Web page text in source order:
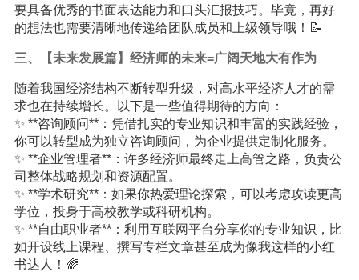
要具备优秀的书面表达能力和口头汇报技巧。毕竟，再好
的想法也需要清晰地传递给团队成员和上级领导哦！📝
三、【未来发展篇】经济师的未来=广阔天地大有作为
随着我国经济结构不断转型升级，对高水平经济人才的需
求也在持续增长。以下是一些值得期待的方向：
✨ **咨询顾问**：凭借扎实的专业知识和丰富的实践经验，
你可以转型成为独立咨询顾问，为企业提供定制化服务。
✨ **企业管理者**：许多经济师最终走上高管之路，负责公
司整体战略规划和资源配置。
✨ **学术研究**：如果你热爱理论探索，可以考虑攻读更高
学位，投身于高校教学或科研机构。
✨ **自由职业者**：利用互联网平台分享你的专业知识，比
如开设线上课程、撰写专栏文章甚至成为像我这样的小红
书达人！🌈